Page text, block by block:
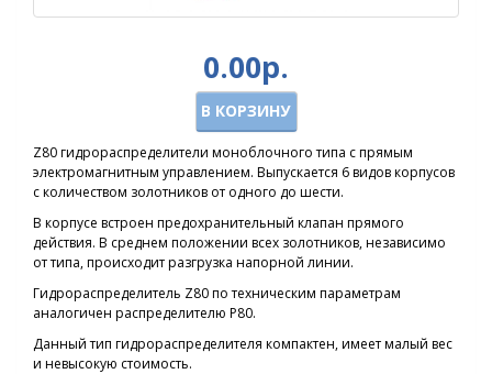
0.00р.
В КОРЗИНУ
Z80 гидрораспределители моноблочного типа с прямым
электромагнитным управлением. Выпускается 6 видов корпусов
с количеством золотников от одного до шести.
В корпусе встроен предохранительный клапан прямого
действия. В среднем положении всех золотников, независимо
от типа, происходит разгрузка напорной линии.
Гидрораспределитель Z80 по техническим параметрам
аналогичен распределителю Р80.
Данный тип гидрораспределителя компактен, имеет малый вес
и невысокую стоимость.